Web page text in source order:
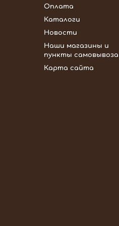
Оплата
Каталоги
Новости
Наши магазины и
пункты самовывоза
Карта сайта